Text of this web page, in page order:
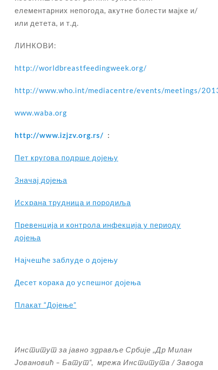
елементарних непогода, акутне болести мајке и/
или детета, и т.д.
ЛИНКОВИ:
http://worldbreastfeedingweek.org/
http://www.who.int/mediacentre/events/meetings/
www.waba.org
http://www.izjzv.org.rs/ :
Пет кругова подрше дојењу
Значај дојења
Исхрана трудница и породиља
Превенција и контрола инфекција у периоду
дојења
Најчешће заблуде о дојењу
Десет корака до успешног дојења
Плакат “Дојење”
Институт за јавно здравље Србије „Др Милан
Јовановић – Батут“, мрежа Института / Завода